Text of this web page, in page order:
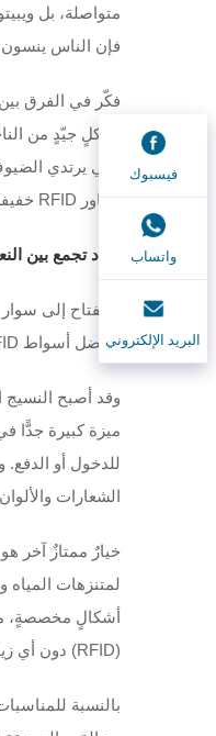
متواصلة، بل
فإن الناس ينسون
فكّر في الفرق
بشكلٍ جيّدٍ من
التي يرتدي
أساور RFID خفيفة الوزن يدلّ على أنك تقدّر تجربة الأشخاص الذين يرتدونها، وهذه العناية والاهتمام تحدث فرقًا حقيقيًّا.
مواد تجمع بين
وأفضل أسواط RFID خفيفة الوزن تستخدم مواد ناعمة على الجلد، لكنها في الوقت نفسه قوية بما يكفي لتستمر لعدة أيام من الاستخدام.
وقد أصبح النسيج
ميزة كبيرة جدًّا
للدخول أو
الشعارات
لمتنزهات
أشكالٍ مخصصةٍ، ما
(RFID) دون أي زيادة في الحجم.
بالنسبة
فيسبوك
واتساب
البريد الإلكتروني